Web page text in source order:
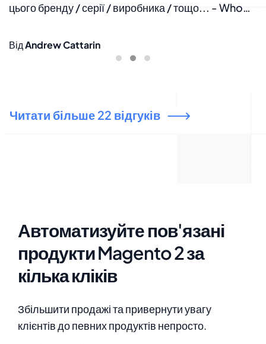
Автоматизуйте пов'язані
продукти Magento 2 за
кілька кліків
Збільшити продажі та привернути увагу
клієнтів до певних продуктів непросто.
цього бренду / серії / виробника / тощо... - Who
категорією) - Sold out? Розгляньте ці
альтернативи І все це без постійного
ВідAndrew Cattarin
Читати більше 22 відгуків